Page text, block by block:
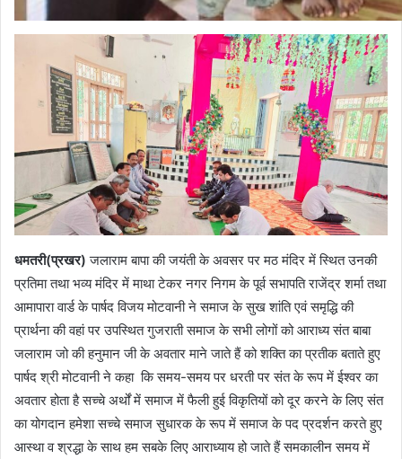
धमतरी(प्रखर) जलाराम बापा की जयंती के अवसर पर मठ मंदिर में स्थित उनकी
प्रतिमा तथा भव्य मंदिर में माथा टेकर नगर निगम के पूर्व सभापति राजेंद्र शर्मा तथा
आमापारा वार्ड के पार्षद विजय मोटवानी ने समाज के सुख शांति एवं समृद्धि की
प्रार्थना की वहां पर उपस्थित गुजराती समाज के सभी लोगों को आराध्य संत बाबा
जलाराम जो की हनुमान जी के अवतार माने जाते हैं को शक्ति का प्रतीक बताते हुए
पार्षद श्री मोटवानी ने कहा कि समय-समय पर धरती पर संत के रूप में ईश्वर का
अवतार होता है सच्चे अर्थों में समाज में फैली हुई विकृतियों को दूर करने के लिए संत
का योगदान हमेशा सच्चे समाज सुधारक के रूप में समाज के पद प्रदर्शन करते हुए
आस्था व श्रद्धा के साथ हम सबके लिए आराध्याय हो जाते हैं समकालीन समय में